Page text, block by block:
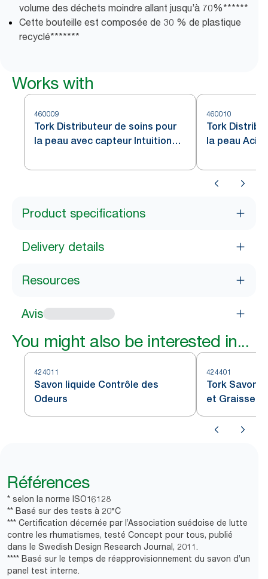
volume des déchets moindre allant jusqu’à 70%******
Cette bouteille est composée de 30 % de plastique
recyclé*******
Works with
460009
Tork Distributeur de soins pour
la peau avec capteur Intuition™
460010
Tork
la peau
Product specifications
Delivery details
Resources
Avis
You might also be interested in...
424011
Savon liquide Contrôle des
Odeurs
424401
Tork Savon
et Graisse
Références
* selon la norme ISO16128
** Basé sur des tests à 20°C
*** Certification décernée par l’Association suédoise de lutte
contre les rhumatismes, testé Concept pour tous, publié
dans le Swedish Design Research Journal, 2011.
**** Basé sur le temps de réapprovisionnement du savon d’un
panel test interne.